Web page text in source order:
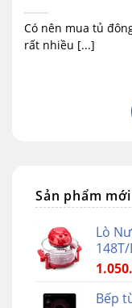
Có nên mua tủ
rất nhiều [...]
Sản phẩm
Lò
Bếp